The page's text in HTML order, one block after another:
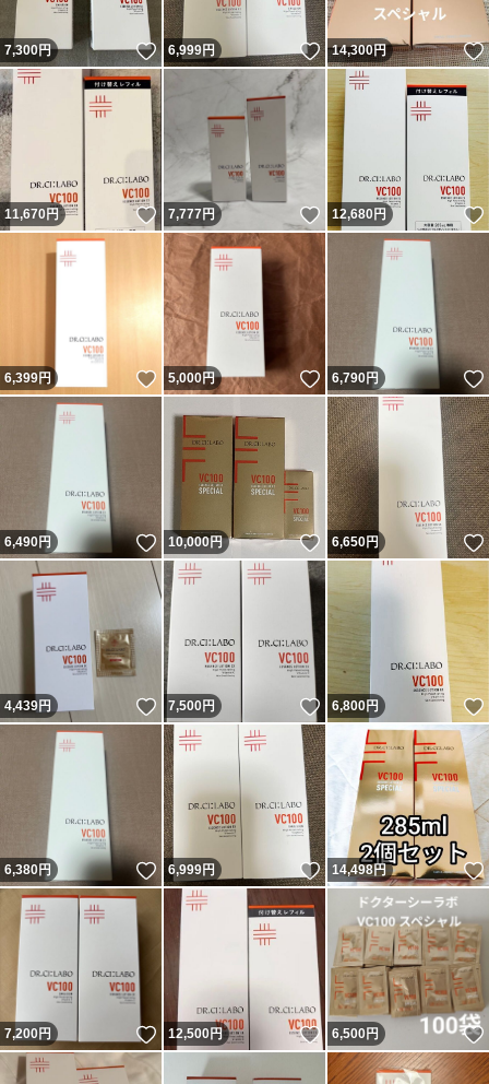
7,300円 いいね！
6,999円 いいね！
14,300円
11,670円 いいね！
7,777円 いいね！
12,680円
6,399円 いいね！
5,000円 いいね！
6,790円
6,490円 いいね！
10,000円 いいね！
6,650円
4,439円 いいね！
7,500円 いいね！
6,800円
6,380円 いいね！
6,999円 いいね！
14,498円
7,200円 いいね！
12,500円 いいね！
6,500円